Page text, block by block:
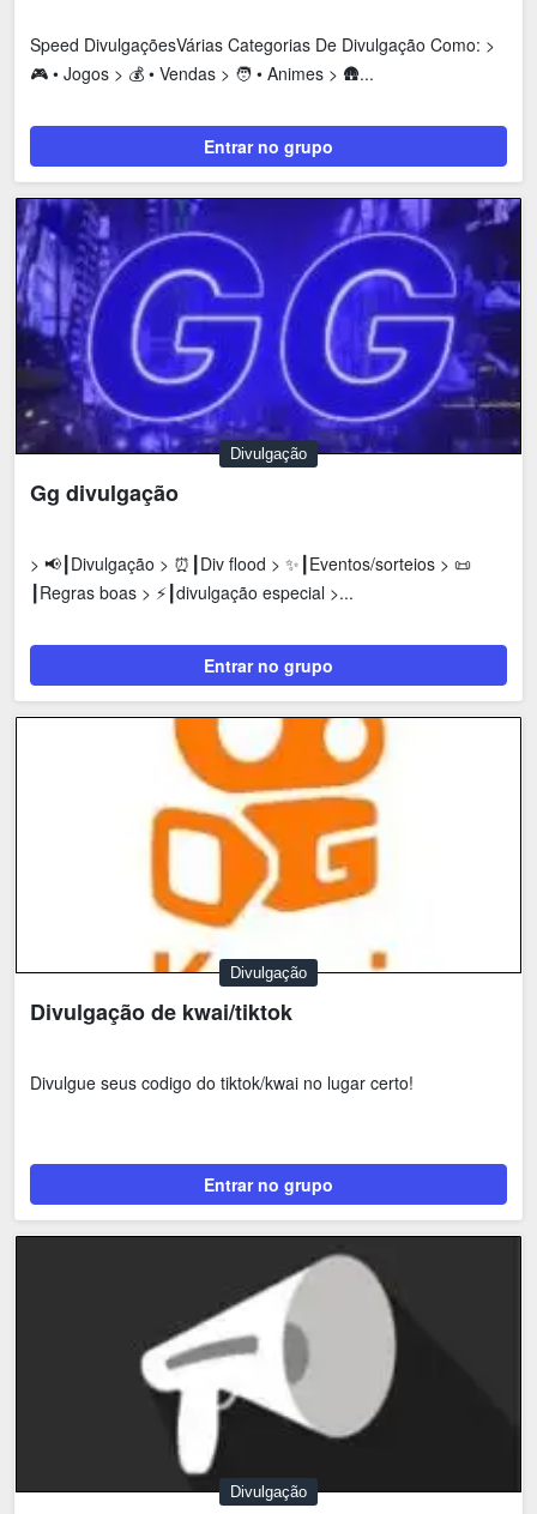
Speed DivulgaçõesVárias Categorias De Divulgação Como: >
🎮 • Jogos > 💰 • Vendas > 🧑 • Animes > 🛖...
Entrar no grupo
Divulgação
Gg divulgação
> 📢┃Divulgação > ⏰┃Div flood > ✨┃Eventos/sorteios > 📜
┃Regras boas > ⚡┃divulgação especial >...
Entrar no grupo
Divulgação
Divulgação de kwai/tiktok
Divulgue seus codigo do tiktok/kwai no lugar certo!
Entrar no grupo
Divulgação